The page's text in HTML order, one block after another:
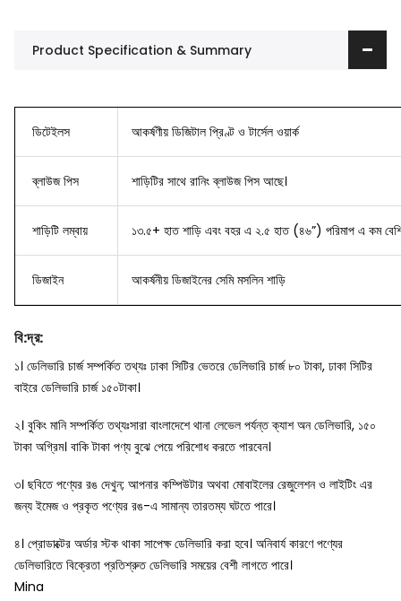
Product Specification & Summary
ডিটেইলস আকর্ষণীয় ডিজিটাল প্রিণ্ট ও টার্সেল ওয়ার্ক
ব্লাউজ পিস শাড়িটির সাথে রানিং ব্লাউজ পিস আছে।
শাড়িটি লম্বায় ১৩.৫+ হাত শাড়ি এবং বহর এ ২.৫ হাত (৪৬”) পরিমাপ এ কম
ডিজাইন আকর্ষনীয় ডিজাইনের সেমি মসলিন শাড়ি
বি:দ্র:
১। ডেলিভারি চার্জ সম্পর্কিত তথ্যঃ ঢাকা সিটির ভেতরে ডেলিভারি চার্জ ৮০ টাকা, ঢাকা সিটির
বাইরে ডেলিভারি চার্জ ১৫০টাকা।
২। বুকিং মানি সম্পর্কিত তথ্যঃসারা বাংলাদেশে থানা লেভেল পর্যন্ত ক্যাশ অন ডেলিভারি, ১৫০
টাকা অগ্রিম। বাকি টাকা পণ্য বুঝে পেয়ে পরিশোধ করতে পারবেন।
৩। ছবিতে পণ্যের রঙ দেখুন; আপনার কম্পিউটার অথবা মোবাইলের রেজুলেশন ও লাইটিং এর
জন্য ইমেজ ও প্রকৃত পণ্যের রঙ-এ সামান্য তারতম্য ঘটতে পারে।
৪। প্রোডাক্টের অর্ডার স্টক থাকা সাপেক্ষ ডেলিভারি করা হবে। অনিবার্য কারণে পণ্যের
ডেলিভারিতে বিক্রেতা প্রতিশ্রুত ডেলিভারি সময়ের বেশী লাগতে পারে।
Mina